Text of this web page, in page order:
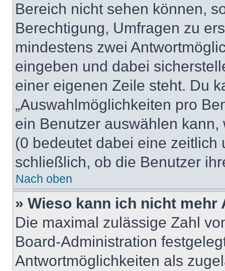
Bereich nicht sehen können,
Berechtigung, Umfragen zu
mindestens zwei
eingeben und dabei
einer eigenen Zeile steht. Du
„Auswahlmöglichkeiten pro
ein Benutzer auswählen
(0 bedeutet dabei eine
schließlich, ob die Benutzer
Nach oben
» Wieso kann ich nicht
Die maximal zulässige Zahl
Board-Administration
Antwortmöglichkeiten als